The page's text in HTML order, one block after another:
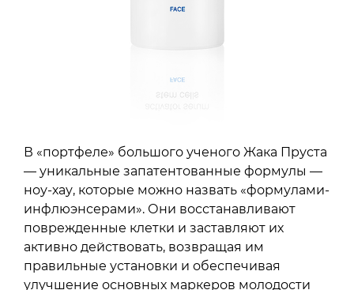
В «портфеле» большого ученого Жака Пруста
— уникальные запатентованные формулы —
ноу-хау, которые можно назвать «формулами-
инфлюэнсерами». Они восстанавливают
поврежденные клетки и заставляют их
активно действовать, возвращая им
правильные установки и обеспечивая
улучшение основных маркеров молодости